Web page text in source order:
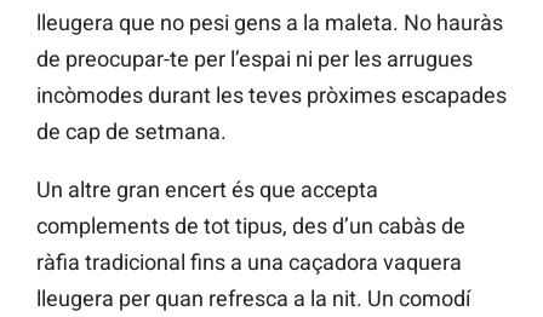
lleugera que no pesi gens a la maleta. No hauràs
de preocupar-te per l’espai ni per les arrugues
incòmodes durant les teves pròximes escapades
de cap de setmana.
Un altre gran encert és que accepta
complements de tot tipus, des d’un cabàs de
ràfia tradicional fins a una caçadora vaquera
lleugera per quan refresca a la nit. Un comodí